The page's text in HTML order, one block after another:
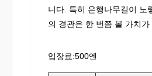
니다. 특히 은행나무길이 노
의 경관은 한 번쯤 볼 가치가
입장료:500엔